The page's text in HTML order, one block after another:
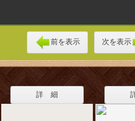
前を表示 次を表示
詳 細